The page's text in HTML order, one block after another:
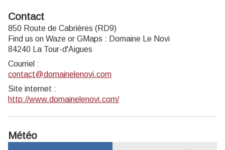
Contact
850 Route de Cabrières (RD9)
Find us on Waze or GMaps : Domaine Le Novi
84240 La Tour-d'Aigues
Courriel :
contact@domainelenovi.com
Site internet :
http://www.domainelenovi.com/
Météo